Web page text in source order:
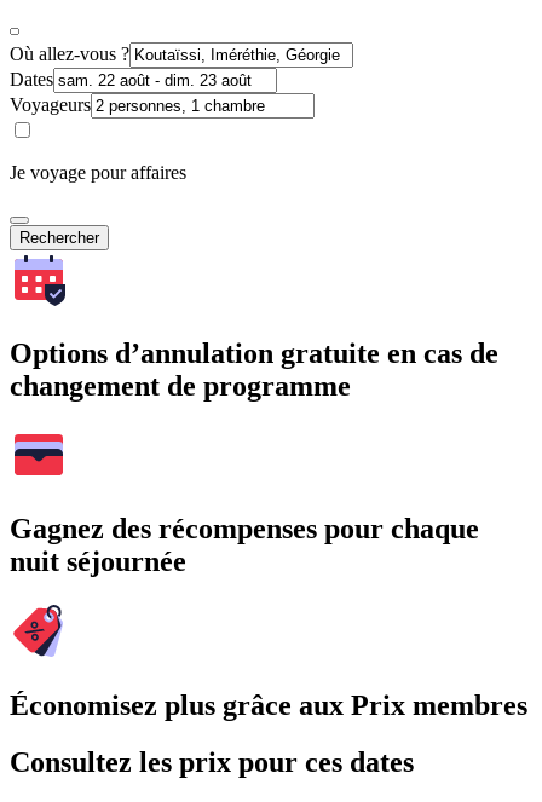
Où allez-vous ?
Dates
Voyageurs
Je voyage pour affaires
Rechercher
Options d’annulation gratuite en cas de
changement de programme
Gagnez des récompenses pour chaque
nuit séjournée
Économisez plus grâce aux Prix membres
Consultez les prix pour ces dates